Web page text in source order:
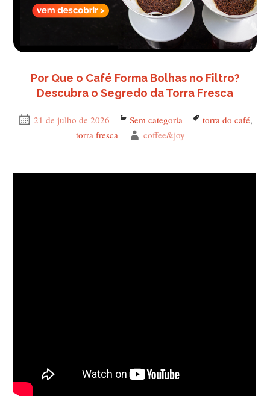
Por Que o Café Forma Bolhas no Filtro?
Descubra o Segredo da Torra Fresca
Publicado
21 de julho de 2026 Categorias
Sem categoria Tags
torra do café,
torra fresca
Autor
coffee&joy